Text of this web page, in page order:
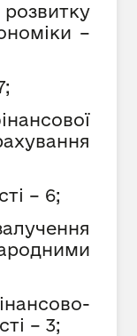
–
– 6;
– 3;